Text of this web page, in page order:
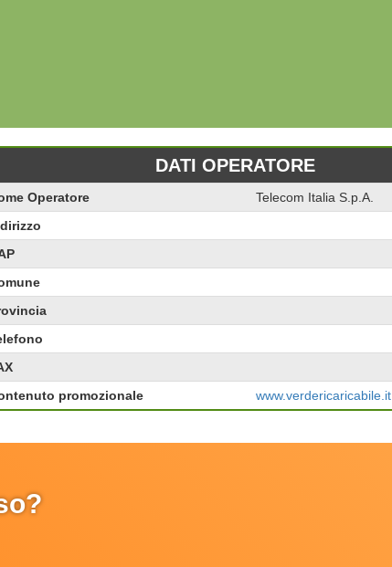
DATI OPERATORE
Operatore
Telecom Italia S.p.A.
promozionale
www.verdericaricabile.it